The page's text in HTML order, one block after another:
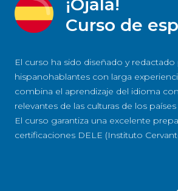
¡Ojalá!
Curso de
El curso ha sido diseñado y
hispanohablantes con larga
combina el aprendizaje del idioma
relevantes de las culturas de los
El curso garantiza una excelente
certificaciones DELE (Instituto